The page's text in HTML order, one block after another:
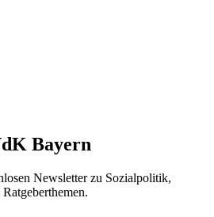
Bayern
Newsletter zu Sozialpolitik,